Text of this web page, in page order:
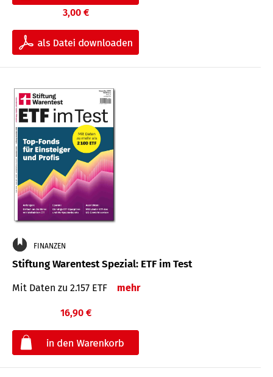
3,00 €
FINANZEN
Stiftung Warentest Spezial: ETF im Test
Mit Daten zu 2.157 ETF mehr
16,90 €